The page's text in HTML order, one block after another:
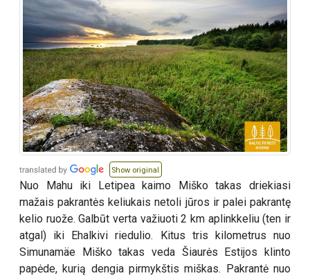
Show original
Nuo Mahu iki Letipea kaimo Miško takas driekiasi
mažais pakrantės keliukais netoli jūros ir palei pakrantę
kelio ruože. Galbūt verta važiuoti 2 km aplinkkeliu (ten ir
atgal) iki Ehalkivi riedulio. Kitus tris kilometrus nuo
Simunamäe Miško takas veda Šiaurės Estijos klinto
papėde, kurią dengia pirmykštis miškas. Pakrantė nuo